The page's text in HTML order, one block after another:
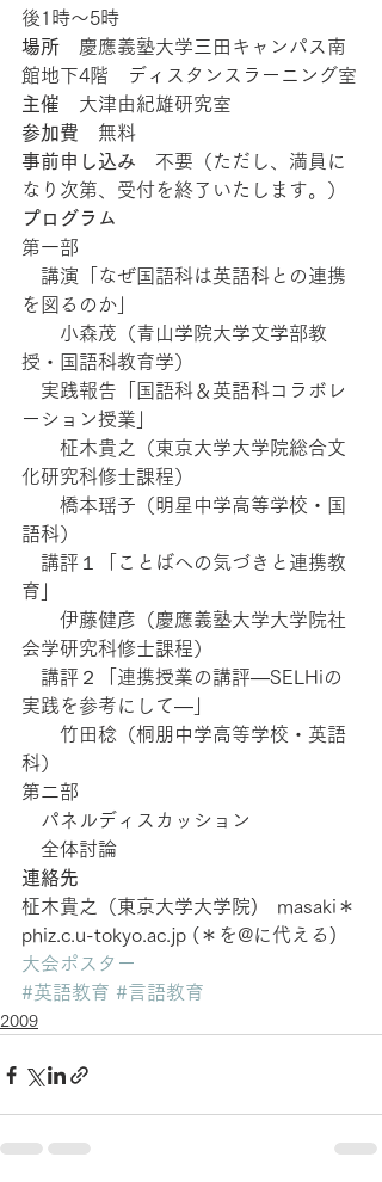
後1時～5時
場所 慶應義塾大学三田キャンパス南
館地下4階　ディスタンスラーニング室
主催 大津由紀雄研究室
参加費 無料
事前申し込み 不要（ただし、満員に
なり次第、受付を終了いたします。）
プログラム
第一部
講演「なぜ国語科は英語科との連携
を図るのか」
小森茂（青山学院大学文学部教
授・国語科教育学）
実践報告「国語科＆英語科コラボレ
ーション授業」
柾木貴之（東京大学大学院総合文
化研究科修士課程）
橋本瑶子（明星中学高等学校・国
語科）
講評１「ことばへの気づきと連携教
育」
伊藤健彦（慶應義塾大学大学院社
会学研究科修士課程）
講評２「連携授業の講評―SELHiの
実践を参考にして―」
竹田稔（桐朋中学高等学校・英語
科）
第二部
パネルディスカッション
全体討論
連絡先
柾木貴之（東京大学大学院)　masaki＊
phiz.c.u-tokyo.ac.jp (＊を@に代える)
大会ポスター
#英語教育 #言語教育
2009